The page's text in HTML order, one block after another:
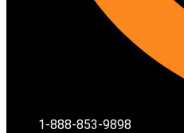
1-888-853-9898